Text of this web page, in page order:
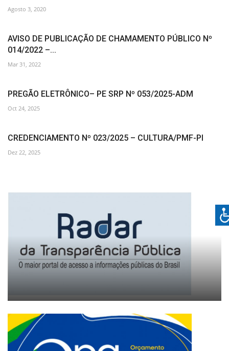
Agosto 3, 2020
AVISO DE PUBLICAÇÃO DE CHAMAMENTO PÚBLICO Nº
014/2022 –...
Mar 31, 2022
PREGÃO ELETRÔNICO– PE SRP Nº 053/2025-ADM
Oct 24, 2025
CREDENCIAMENTO Nº 023/2025 – CULTURA/PMF-PI
Dez 22, 2025